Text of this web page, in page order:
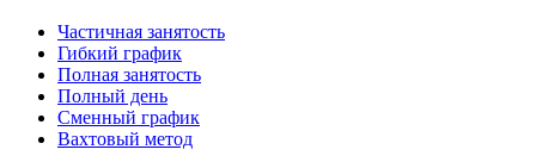
Частичная занятость
Гибкий график
Полная занятость
Полный день
Сменный график
Вахтовый метод